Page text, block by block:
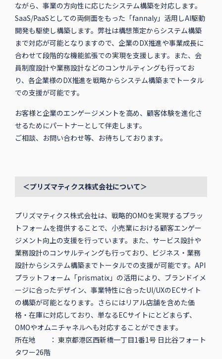
ながら、事業の方向性に応じたシステム構築を対応します。
SaaS/PaaSとしての両側面をもった「fannaly」活用しAI駆動
開発も駆使し構築します。弊社は構想策定からシステム構築
まで対応が可能となりますので、企業のDX推進や事業成長に
合わせて段階的な機能拡張での実現を支援します。また、会
員制度設計や業務設計などのコンサルティングも行ってお
り、各企業様のDX推進を戦略からシステム構築までトータル
での支援が可能です。
お客様と企業のエンゲージメントを高め、顧客体験を進化さ
せるためにパートナーとして伴走します。
ご相談、お問い合わせ等、お待ちしております。
＜プリズマティクス株式会社について＞
プリズマティクス株式会社は、戦略的OMOを実現するプラッ
トフォームを提供することで、小売業における顧客エンゲー
ジメント向上の支援を行っています。また、サービス設計や
業務設計のコンサルティングも⾏っており、ビジネス・業務
設計からシステム構築までトータルでの⽀援が可能です。API
プラットフォーム「prismatix」の活用により、ブランドイメ
ージに合ったデザイン、事業特性に合ったUI/UXのECサイト
の構築が可能となります。さらにはリアル店舗を含めた価
格・在庫に対応しており、単なるECサイトにとどまらず、
OMOやオムニチャネルへも対応することができます。
所在地 ： 東京都港区西新橋一丁目1番1号 日比谷フォート
タワー26階